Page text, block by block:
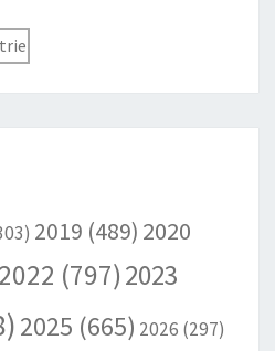
2019 (489) 2020
2022 (797)2023
2025 (665) 2026 (297)